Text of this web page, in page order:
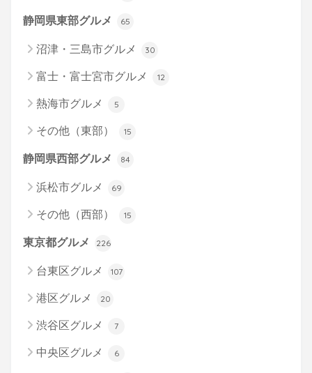
静岡県東部グルメ 65
沼津・三島市グルメ 30
富士・富士宮市グルメ 12
熱海市グルメ 5
その他（東部） 15
静岡県西部グルメ 84
浜松市グルメ 69
その他（西部） 15
東京都グルメ 226
台東区グルメ 107
港区グルメ 20
渋谷区グルメ 7
中央区グルメ 6